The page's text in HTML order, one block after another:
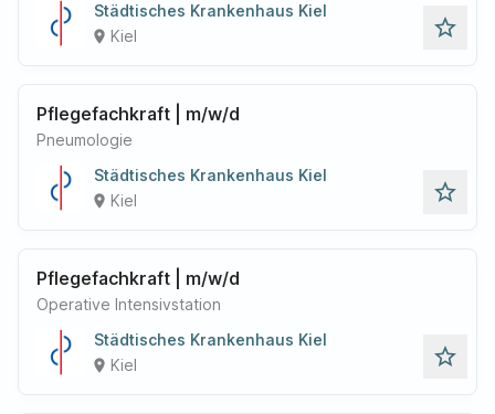
Städtisches Krankenhaus Kiel
place Kiel star_outline
Pflegefachkraft | m/w/d
Pneumologie
Städtisches Krankenhaus Kiel
place Kiel star_outline
Pflegefachkraft | m/w/d
Operative Intensivstation
Städtisches Krankenhaus Kiel
place Kiel star_outline